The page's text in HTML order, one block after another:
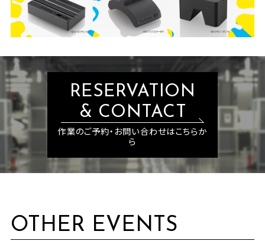
RESERVATION
& CONTACT
作業のご予約・お問い合わせはこちらか
ら
OTHER EVENTS